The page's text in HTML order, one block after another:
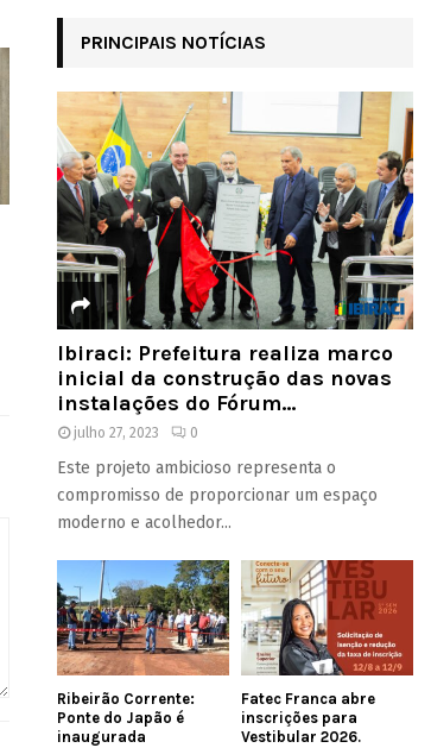
PRINCIPAIS NOTÍCIAS
Ibiraci: Prefeitura realiza marco
inicial da construção das novas
instalações do Fórum...
julho 27, 2023 0
Este projeto ambicioso representa o
compromisso de proporcionar um espaço
moderno e acolhedor...
Ribeirão Corrente:
Ponte do Japão é
inaugurada
Fatec Franca abre
inscrições para
Vestibular 2026.